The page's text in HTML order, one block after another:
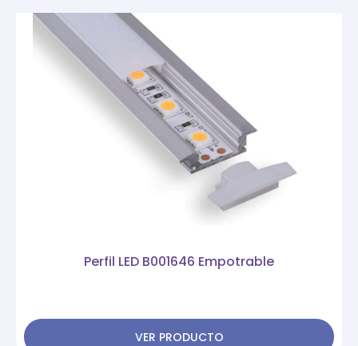
Perfil LED B001646 Empotrable
VER PRODUCTO